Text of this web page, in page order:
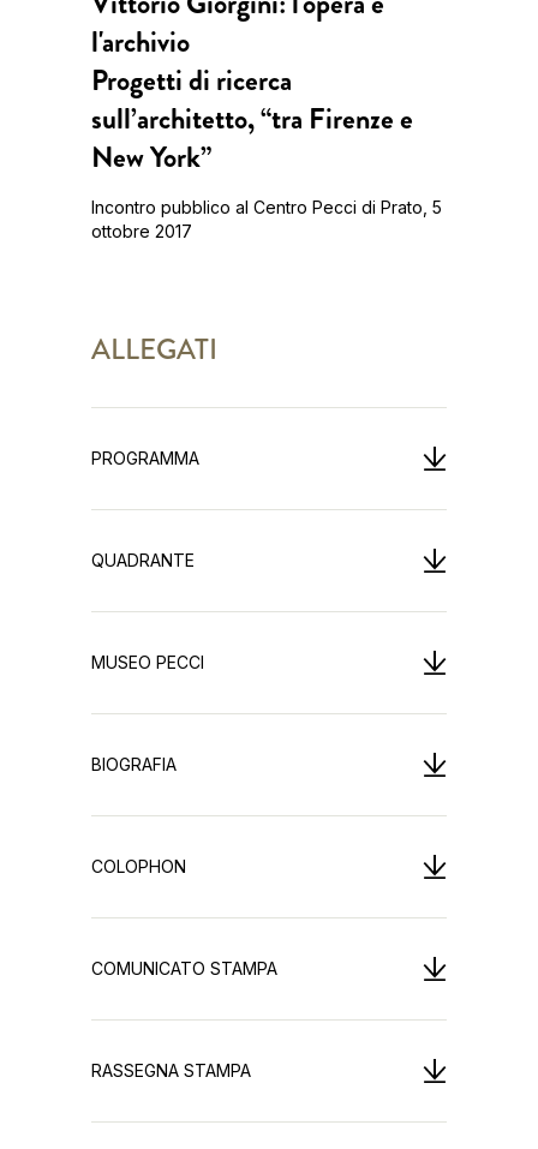
l'archivio
Progetti di ricerca
sull’architetto, “tra Firenze e
New York”
Incontro pubblico al Centro Pecci di Prato, 5
ottobre 2017
ALLEGATI
PROGRAMMA
QUADRANTE
MUSEO PECCI
BIOGRAFIA
COLOPHON
COMUNICATO STAMPA
RASSEGNA STAMPA